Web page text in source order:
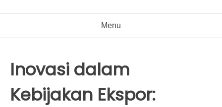
Menu
Inovasi dalam
Kebijakan Ekspor: